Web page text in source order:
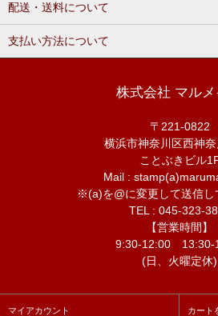
配送・送料について
支払い方法について
株式会社 マルメ
〒221-0822
横浜市神奈川区西神
ことぶきビル
Mail :
※(a)を@に変更して送信し
TEL : 045-323-
【営業時間】
9:30-12:00 13:30-
(日、火曜定休)
マイアカウント カート